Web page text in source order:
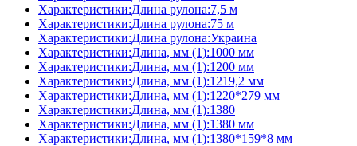
Характеристики:Длина рулона:7,5 м
Характеристики:Длина рулона:75 м
Характеристики:Длина рулона:Украина
Характеристики:Длина, мм (1):1000 мм
Характеристики:Длина, мм (1):1200 мм
Характеристики:Длина, мм (1):1219,2 мм
Характеристики:Длина, мм (1):1220*279 мм
Характеристики:Длина, мм (1):1380
Характеристики:Длина, мм (1):1380 мм
Характеристики:Длина, мм (1):1380*159*8 мм